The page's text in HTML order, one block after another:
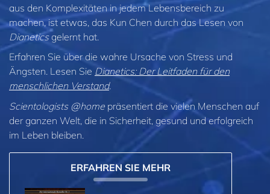
aus den Komplexitäten in jedem Lebensbereich zu
machen, ist etwas, das Kun Chen durch das Lesen von
Dianeticsgelernt hat.
Erfahren Sie über die wahre Ursache von Stress und
Ängsten. Lesen Sie Dianetics: Der Leitfaden für den
menschlichen Verstand.
Scientologists @home präsentiert die vielen Menschen auf
der ganzen Welt, die in Sicherheit, gesund und erfolgreich
im Leben bleiben.
ERFAHREN SIE MEHR